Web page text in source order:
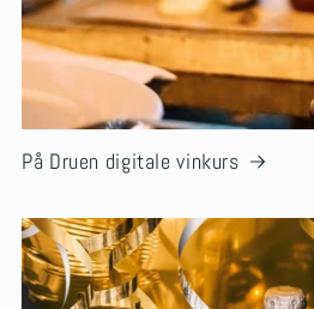
På Druen digitale vinkurs